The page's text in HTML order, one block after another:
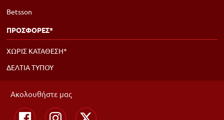
Betsson
ΠΡΟΣΦΟΡΕΣ*
ΧΩΡΙΣ ΚΑΤΑΘΕΣΗ*
ΔΕΛΤΙΑ ΤΥΠΟΥ
Ακολουθήστε μας